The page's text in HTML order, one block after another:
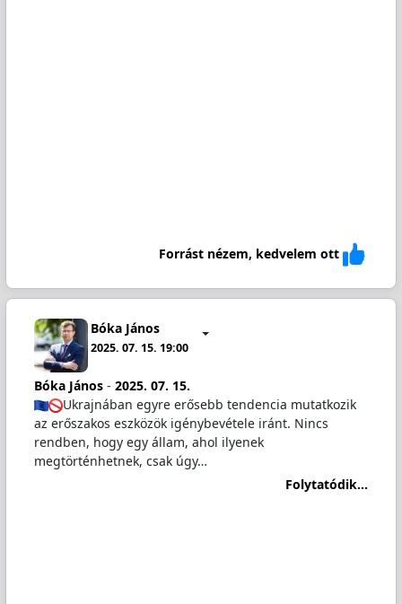
Forrást nézem, kedvelem ott
Bóka János
2025. 07. 15. 19:00
Bóka János- 2025. 07. 15.
Ukrajnában egyre erősebb tendencia mutatkozik
az erőszakos eszközök igénybevétele iránt. Nincs
rendben, hogy egy állam, ahol ilyenek
megtörténhetnek, csak úgy…
Folytatódik...